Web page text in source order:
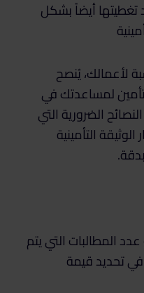
تغطيتها أيضاً بشكل
لأعمالك، يُنصح
لمساعدتك في
الضرورية التي
التأمينية
المطالبات التي يتم
تحديد قيمة